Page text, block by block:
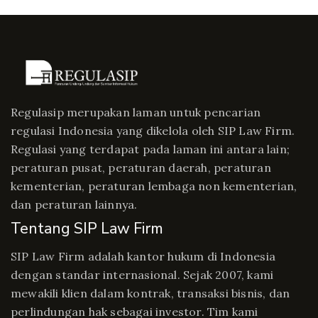
Regulasip merupakan laman untuk pencarian
regulasi Indonesia yang dikelola oleh SIP Law Firm.
Regulasi yang terdapat pada laman ini antara lain;
peraturan pusat, peraturan daerah, peraturan
kementerian, peraturan lembaga non kementerian,
dan peraturan lainnya.
Tentang SIP Law Firm
SIP Law Firm adalah kantor hukum di Indonesia
dengan standar internasional. Sejak 2007, kami
mewakili klien dalam kontrak, transaksi bisnis, dan
perlindungan hak sebagai investor. Tim kami